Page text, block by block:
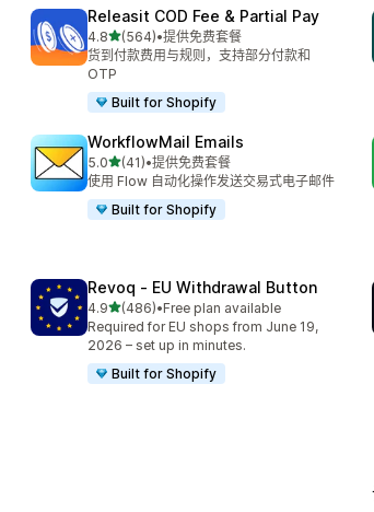
Releasit COD Fee & Partial Pay
4.8星（满分 5 星）
(564)
总共 564 条评论
•提供免费套餐
货到付款费用与规则，支持部分付款和
OTP
Built for Shopify
WorkflowMail Emails
5.0星（满分 5 星）
(41)
总共 41 条评论
•提供免费套餐
使用 Flow 自动化操作发送交易式电子邮件
Built for Shopify
Revoq ‑ EU Withdrawal Button
4.9星（满分 5 星）
(486)
总共 486 条评论
•Free plan available
Required for EU shops from June 19,
2026 – set up in minutes.
Built for Shopify